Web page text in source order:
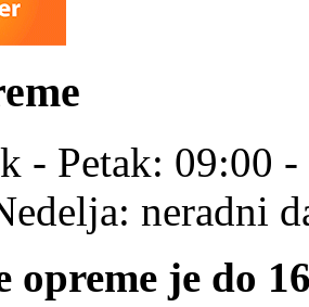
- Petak: 09:00
neradni
opreme je do